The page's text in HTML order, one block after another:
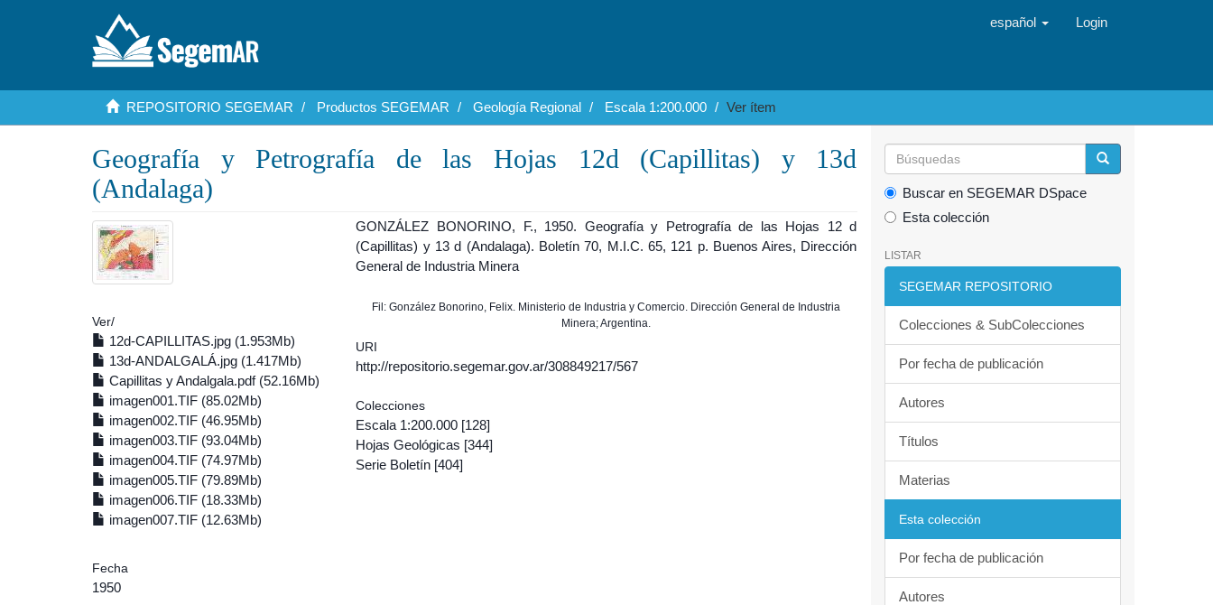
español Login
REPOSITORIO SEGEMAR Productos SEGEMAR Geología Regional Escala 1:200.000 Ver ítem
Geografía y Petrografía de las Hojas 12d (Capillitas) y 13d
(Andalaga)
Ver/
12d-CAPILLITAS.jpg (1.953Mb)
13d-ANDALGALÁ.jpg (1.417Mb)
Capillitas y Andalgala.pdf (52.16Mb)
imagen001.TIF (85.02Mb)
imagen002.TIF (46.95Mb)
imagen003.TIF (93.04Mb)
imagen004.TIF (74.97Mb)
imagen005.TIF (79.89Mb)
imagen006.TIF (18.33Mb)
imagen007.TIF (12.63Mb)
Fecha
1950
GONZÁLEZ BONORINO, F., 1950. Geografía y Petrografía de las Hojas 12 d
(Capillitas) y 13 d (Andalaga). Boletín 70, M.I.C. 65, 121 p. Buenos Aires, Dirección
General de Industria Minera
Fil: González Bonorino, Felix. Ministerio de Industria y Comercio. Dirección General de Industria
Minera; Argentina.
URI
http://repositorio.segemar.gov.ar/308849217/567
Colecciones
Escala 1:200.000 [128]
Hojas Geológicas [344]
Serie Boletín [404]
Buscar en SEGEMAR DSpace
Esta colección
LISTAR
SEGEMAR REPOSITORIO
Colecciones & SubColecciones
Por fecha de publicación
Autores
Títulos
Materias
Esta colección
Por fecha de publicación
Autores